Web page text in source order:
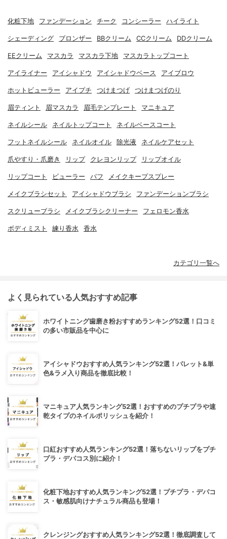
化粧下地 ファンデーション チーク コンシーラー ハイライト
シェーディング ブロンザー BBクリーム CCクリーム DDクリーム
EEクリーム マスカラ マスカラ下地 マスカラトップコート
アイライナー アイシャドウ アイシャドウベース アイブロウ
ホットビューラー アイプチ つけまつげ つけまつげのり
眉ティント 眉マスカラ 眉毛テンプレート マニキュア
ネイルシール ネイルトップコート ネイルベースコート
フットネイルシール ネイルオイル 除光液 ネイルケアセット
爪やすり・爪磨き リップ クレヨンリップ リップオイル
リップコート ビューラー パフ メイクキープスプレー
メイクブラシセット アイシャドウブラシ ファンデーションブラシ
スクリューブラシ メイクブラシクリーナー フェロモン香水
ボディミスト 練り香水 香水
カテゴリ一覧へ
よく見られている人気おすすめ記事
ホワイトニング歯磨き粉おすすめランキング52選！口コミ
の多い市販品を中心に
アイシャドウおすすめ人気ランキング52選！パレット&単
色&ラメ入り商品を徹底比較！
マニキュア人気ランキング52選！おすすめのプチプラや速
乾タイプのネイルポリッシュを紹介！
口紅おすすめ人気ランキング52選！落ちないリップをプチ
プラ・デパコス別に紹介！
化粧下地おすすめ人気ランキング52選！プチプラ・デパコ
ス・敏感肌向けナチュラル商品も登場！
クレンジングおすすめ人気ランキング52選！徹底調査して